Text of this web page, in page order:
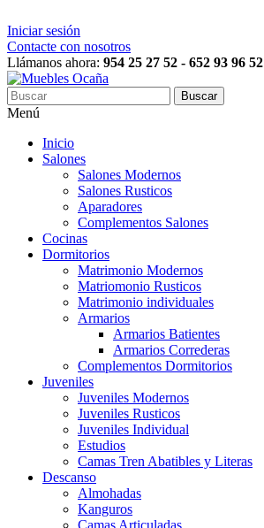
Iniciar sesión
Contacte con nosotros
Llámanos ahora: 954 25 27 52 - 652 93 96 52
Buscar
Menú
Inicio
Salones
Salones Modernos
Salones Rusticos
Aparadores
Complementos Salones
Cocinas
Dormitorios
Matrimonio Modernos
Matriomonio Rusticos
Matrimonio individuales
Armarios
Armarios Batientes
Armarios Correderas
Complementos Dormitorios
Juveniles
Juveniles Modernos
Juveniles Rusticos
Juveniles Individual
Estudios
Camas Tren Abatibles y Literas
Descanso
Almohadas
Kanguros
Camas Articuladas